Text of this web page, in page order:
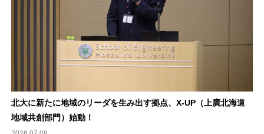
北大に新たに地域のリーダを生み出す拠点、X-UP（上廣北海道
地域共創部門）始動！